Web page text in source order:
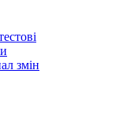
змін